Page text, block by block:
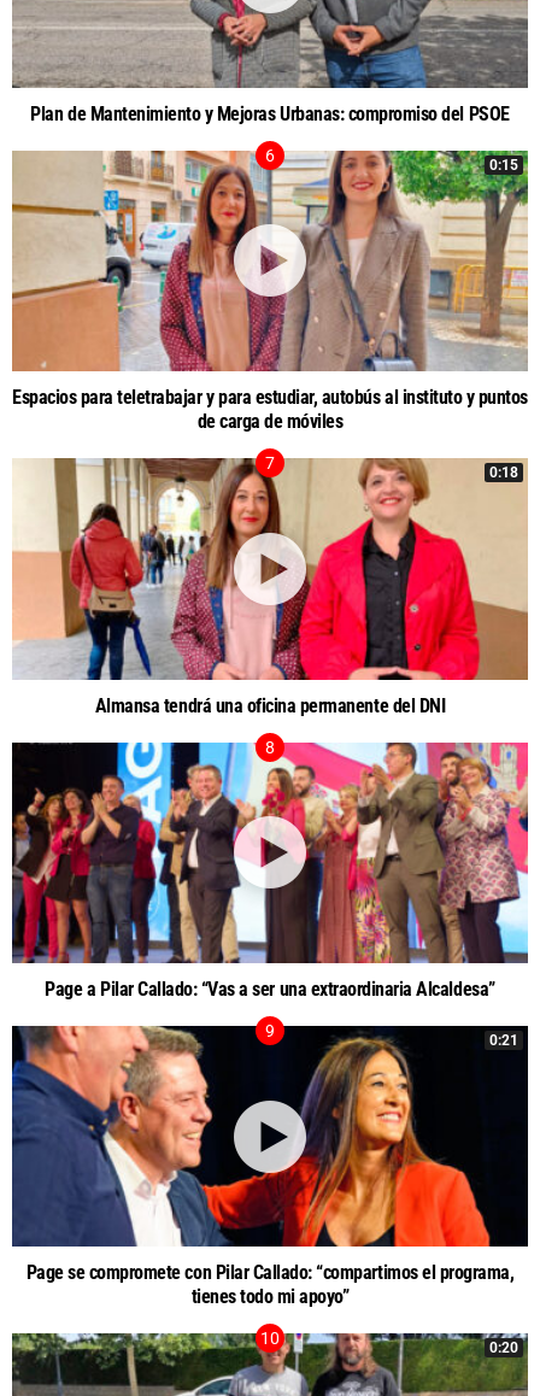
Plan de Mantenimiento y Mejoras Urbanas: compromiso del PSOE
0:15
Espacios para teletrabajar y para estudiar, autobús al instituto y puntos
de carga de móviles
0:18
Almansa tendrá una oficina permanente del DNI
Page a Pilar Callado: “Vas a ser una extraordinaria Alcaldesa”
0:21
Page se compromete con Pilar Callado: “compartimos el programa,
tienes todo mi apoyo”
0:20